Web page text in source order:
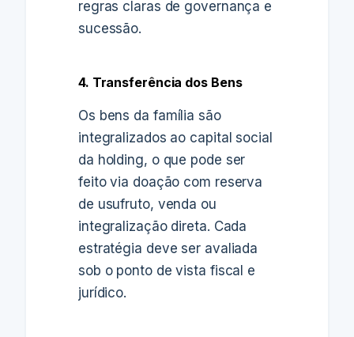
regras claras de governança e
sucessão.
4. Transferência dos Bens
Os bens da família são
integralizados ao capital social
da holding, o que pode ser
feito via doação com reserva
de usufruto, venda ou
integralização direta. Cada
estratégia deve ser avaliada
sob o ponto de vista fiscal e
jurídico.